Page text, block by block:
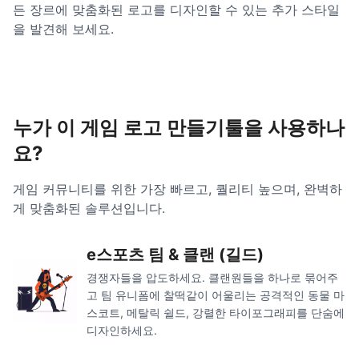
든 장르에 맞춤화된 로고를 디자인할 수 있는 추가 스타일
을 발견해 보세요.
누가 이 게임 로고 만들기툴을 사용하나
요?
게임 커뮤니티를 위한 가장 빠르고, 퀄리티 높으며, 완벽하
게 맞춤화된 솔루션입니다.
e스포츠 팀 & 클랜 (길드)
경쟁자들을 압도하세요. 클랜원들을 하나로 묶어주
고 팀 유니폼에 찰떡같이 어울리는 공격적인 동물 마
스코트, 메탈릭 쉴드, 강렬한 타이포그래피를 단숨에
디자인하세요.